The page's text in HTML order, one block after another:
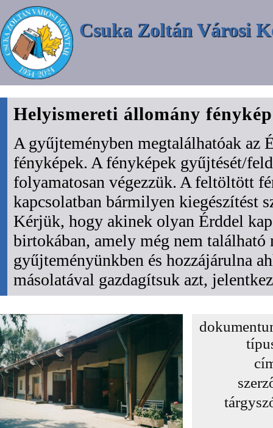
Csuka Zoltán Városi
Helyismereti állomány
A gyűjteményben megtalálhatóak az
fényképek. A fényképek gyűjtését/
folyamatosan végezzük. A feltöltött
kapcsolatban bármilyen kiegészítést
Kérjük, hogy akinek olyan Érddel
birtokában, amely még nem található
gyűjteményünkben és hozzájárulna
másolatával gazdagítsuk azt,